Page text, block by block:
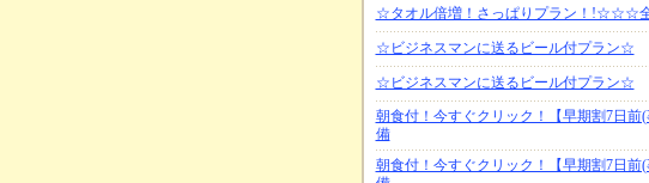
☆タオル倍増！さっぱりプラン！!☆☆☆
☆ビジネスマンに送るビール付プラン☆
☆ビジネスマンに送るビール付プラン☆
朝食付！今すぐクリック！【早期割7日
備
朝食付！今すぐクリック！【早期割7日